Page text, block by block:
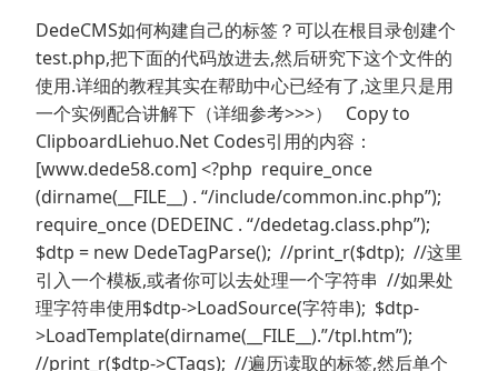
DedeCMS如何构建自己的标签？可以在根目录创建个
test.php,把下面的代码放进去,然后研究下这个文件的
使用.详细的教程其实在帮助中心已经有了,这里只是用
一个实例配合讲解下（详细参考>>>） Copy to
ClipboardLiehuo.Net Codes引用的内容：
[www.dede58.com] <?php require_once
(dirname(__FILE__) . “/include/common.inc.php”);
require_once (DEDEINC . “/dedetag.class.php”);
$dtp = new DedeTagParse(); //print_r($dtp); //这里
引入一个模板,或者你可以去处理一个字符串 //如果处
理字符串使用$dtp->LoadSource(字符串); $dtp-
>LoadTemplate(dirname(__FILE__).”/tpl.htm”);
//print_r($dtp->CTags); //遍历读取的标签,然后单个